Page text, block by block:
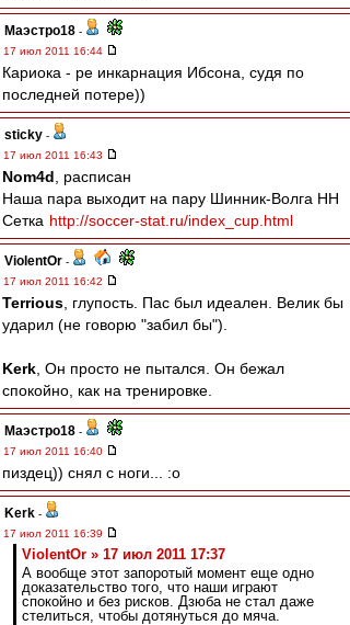
Маэстро18 -
17 июл 2011 16:44
Кариока - ре инкарнация Ибсона, судя по
последней потере))
sticky -
17 июл 2011 16:43
Nom4d , расписан
Наша пара выходит на пару Шинник-Волга НН
Сетка http://soccer-stat.ru/index_cup.html
ViolentOr -
17 июл 2011 16:42
Terrious , глупость. Пас был идеален. Велик бы
ударил (не говорю "забил бы").
Kerk , Он просто не пытался. Он бежал
спокойно, как на тренировке.
Маэстро18 -
17 июл 2011 16:40
пиздец)) снял с ноги... :o
Kerk -
17 июл 2011 16:39
ViolentOr » 17 июл 2011 17:37
А вообще этот запоротый момент еще одно
доказательство того, что наши играют
спокойно и без рисков. Дзюба не стал даже
стелиться, чтобы дотянуться до мяча.